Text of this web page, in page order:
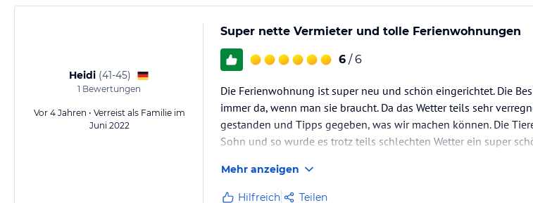
Heidi (41-45)
1 Bewertungen
Vor 4 Jahren • Verreist als Familie im
Juni 2022
Super nette Vermieter und tolle Ferienwohnungen
6 / 6
Die Ferienwohnung ist super neu und schön eingerichtet. Die
immer da, wenn man sie braucht. Da das Wetter teils sehr
gestanden und Tipps gegeben, was wir machen können. Die
Sohn und so wurde es trotz teils schlechten Wetter ein super
Mehr anzeigen
Hilfreich Teilen